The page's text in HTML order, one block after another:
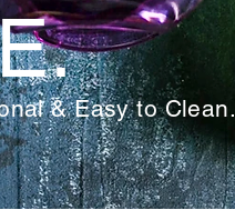
& Easy to Clean.